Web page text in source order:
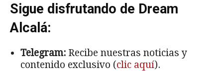
Sigue disfrutando de Dream
Alcalá:
Telegram: Recibe nuestras noticias y
contenido exclusivo (clic aquí).